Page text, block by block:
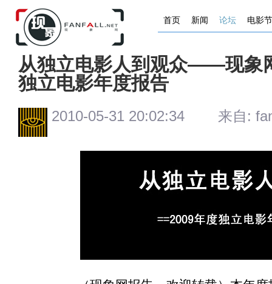
首页 新闻 论坛 电影节
从独立电影人到观众——现象
独立电影年度报告
2010-05-31 20:02:34 来自: